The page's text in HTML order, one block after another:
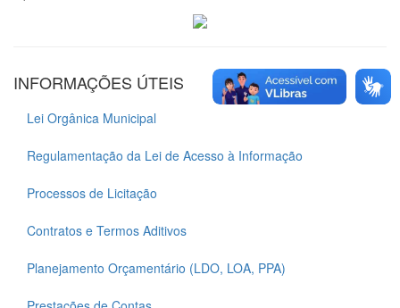
INFORMAÇÕES ÚTEIS
Lei Orgânica Municipal
Regulamentação da Lei de Acesso à Informação
Processos de Licitação
Contratos e Termos Aditivos
Planejamento Orçamentário (LDO, LOA, PPA)